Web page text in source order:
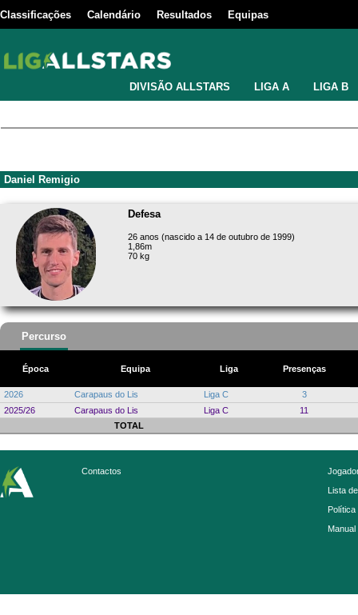
Classificações Calendário Resultados Equipas
DIVISÃO ALLSTARS LIGA A LIGA B
Daniel Remigio
Defesa
26 anos (nascido a 14 de outubro de 1999)
1,86m
70 kg
Percurso
Época Equipa Liga Presenças
2026 Carapaus do Lis Liga C
3
2025/26
Carapaus do Lis Liga C
11
TOTAL
Contactos
Lista
Política